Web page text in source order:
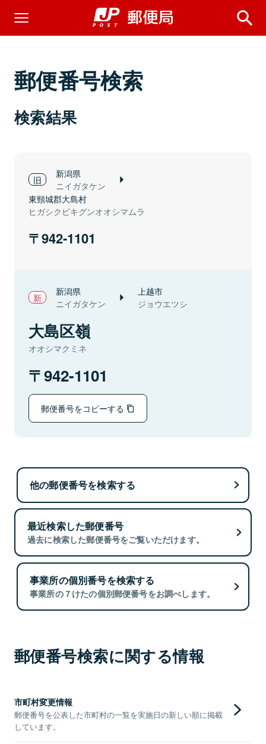
郵便番号検索
検索結果
新潟県
ニイガタケン
東頸城郡大島村
ヒガシクビキグンオオシマムラ
942-1101
新潟県
ニイガタケン
上越市
ジョウエツシ
大島区嶺
オオシマクミネ
942-1101
郵便番号をコピーする
他の郵便番号を検索する
最近検索した郵便番号
過去に検索した郵便番号をご覧いただけます。
事業所の個別番号を検索する
事業所の７けたの個別郵便番号をお調べします。
郵便番号検索に関する情報
市町村変更情報
郵便番号を公表した市町村の一覧を実施日の新しい順に掲載
しています。